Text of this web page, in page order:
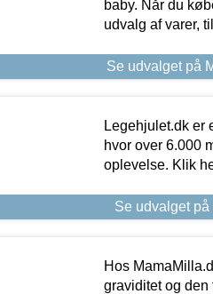
baby. Når du
udvalg af varer,
Se udvalget på
Legehjulet.dk er
hvor over 6.000
oplevelse. Klik
Se udvalget
Hos
graviditet og den